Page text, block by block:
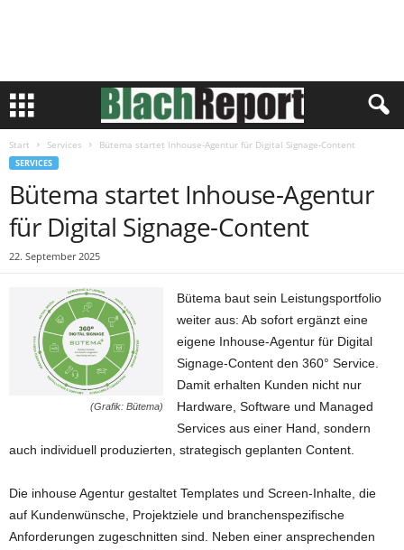
Start Services Bütema startet Inhouse-Agentur für Digital Signage-Content
SERVICES
Bütema startet Inhouse-Agentur
für Digital Signage-Content
22. September 2025
(Grafik: Bütema)
Bütema baut sein Leistungsportfolio
weiter aus: Ab sofort ergänzt eine
eigene Inhouse-Agentur für Digital
Signage-Content den 360° Service.
Damit erhalten Kunden nicht nur
Hardware, Software und Managed
Services aus einer Hand, sondern
auch individuell produzierten, strategisch geplanten Content.
Die inhouse Agentur gestaltet Templates und Screen-Inhalte, die
auf Kundenwünsche, Projektziele und branchenspezifische
Anforderungen zugeschnitten sind. Neben einer ansprechenden